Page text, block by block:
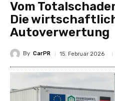
Vom
Die
Autoverwertung
By CarPR 15. Februar 2026